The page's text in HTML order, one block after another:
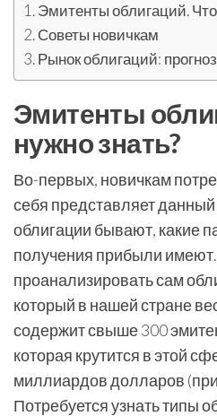
Эмитенты облигаций.
Советы новичкам
Рынок облигаций:
Эмитенты
нужно знать?
Во-первых, новичкам
себя представляет данный
облигации бывают, какие
получения прибыли
проанализировать сам
который в нашей стране
содержит свыше 300
которая крутится в этой
миллиардов долларов
Потребуется узнать типы